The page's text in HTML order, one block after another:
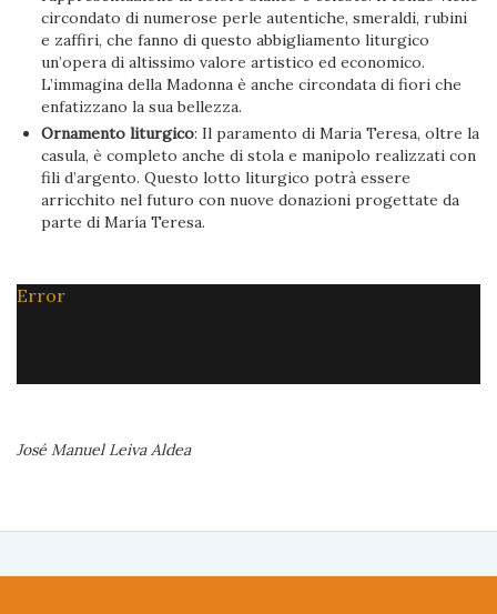
circondato di numerose perle autentiche, smeraldi, rubini
e zaffiri, che fanno di questo abbigliamento liturgico
un’opera di altissimo valore artistico ed economico.
L’immagina della Madonna è anche circondata di fiori che
enfatizzano la sua bellezza.
Ornamento liturgico: Il paramento di Maria Teresa, oltre la
casula, è completo anche di stola e manipolo realizzati con
fili d’argento. Questo lotto liturgico potrà essere
arricchito nel futuro con nuove donazioni progettate da
parte di María Teresa.
Error
José Manuel Leiva Aldea